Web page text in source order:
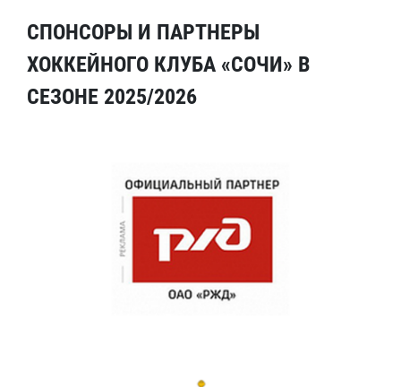
СПОНСОРЫ И ПАРТНЕРЫ
ХОККЕЙНОГО КЛУБА «СОЧИ» В
СЕЗОНЕ 2025/2026